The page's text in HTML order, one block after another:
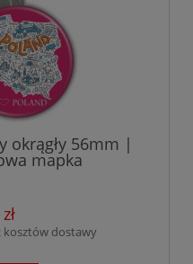
okrągły 56mm |
mapka
kosztów dostawy